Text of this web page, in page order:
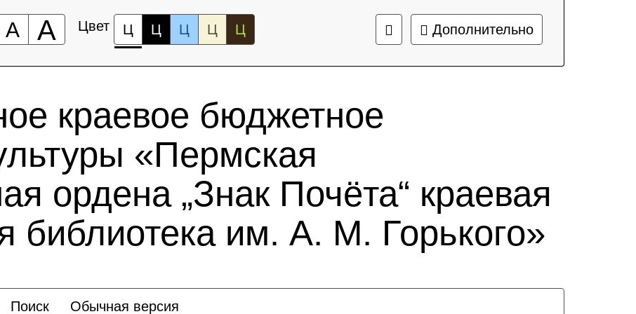
А А Цвет Ц Ц Ц Ц Ц Дополнительно
краевое бюджетное
«Пермская
ордена „Знак Почёта“ краевая
библиотека им. А. М. Горького»
Поиск Обычная версия